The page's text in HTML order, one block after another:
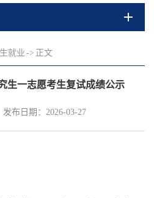
就业 -> 正文
生一志愿考生复试成绩公示
发布日期：2026-03-27